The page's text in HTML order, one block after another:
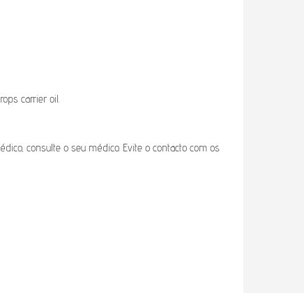
carrier oil.
consulte o seu médico. Evite o contacto com os